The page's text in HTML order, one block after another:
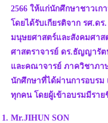
2566 ให้แก่นักศึกษาชาวเ
โดยได้รับเกียรติจาก รศ.
มนุษยศาสตร์และสังคมศาส
ศาสตราจารย์ ดร.ธัญญารั
และคณาจารย์ ภาควิชาภา
นักศึกษาที่ได้ผ่านการอบรม
ทุกคน โดยผู้เข้าอบรมมีรา
Mr.JIHUN SON